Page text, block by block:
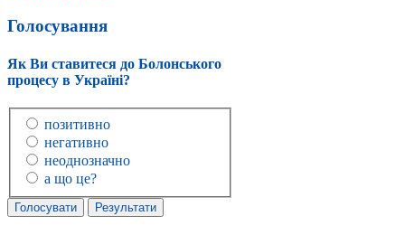
Голосування
Як Ви ставитеся до Болонського
процесу в Україні?
позитивно
негативно
неоднозначно
а що це?